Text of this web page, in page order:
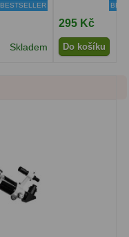
BESTSELLER
Skladem
295 Kč
Do košíku